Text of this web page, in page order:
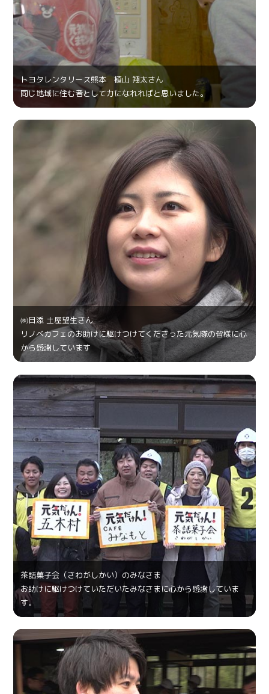
トヨタレンタリース熊本 植山 翔太さん
同じ地域に住む者として力になれればと思いました。
㈱日添 土屋望生さん
リノベカフェのお助けに駆けつけてくださった元気隊の皆様に心
から感謝しています
茶話菓⼦会（さわがしかい）のみなさま
お助けに駆けつけていただいたみなさまに心から感謝していま
す。